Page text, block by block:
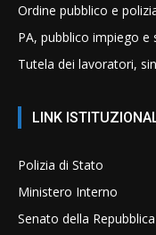
Ordine pubblico e
PA, pubblico impiego e
Tutela dei lavoratori,
LINK
Polizia di Stato
Ministero Interno
Senato della Repubblica